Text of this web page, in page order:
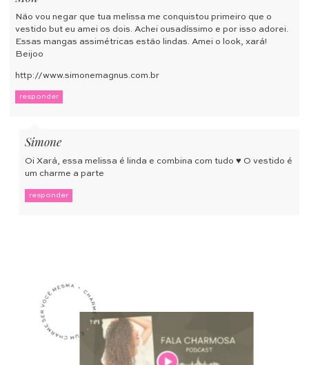
Não vou negar que tua melissa me conquistou primeiro que o
vestido but eu amei os dois. Achei ousadíssimo e por isso adorei.
Essas mangas assimétricas estão lindas. Amei o look, xará!
Beijoo
http://www.simonemagnus.com.br
responder
Simone
Oi Xará, essa melissa é linda e combina com tudo ♥ O vestido é
um charme a parte
responder